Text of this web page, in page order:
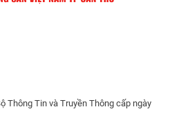
Thông Tin và Truyền Thông cấp ngày